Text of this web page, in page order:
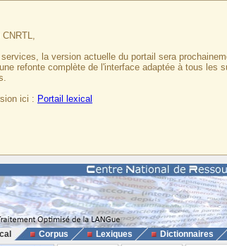
la version actuelle du portail sera
refonte complète de l'interface adaptée à tous les
ici : Portail lexical
Corpus Lexiques Dictionnaires